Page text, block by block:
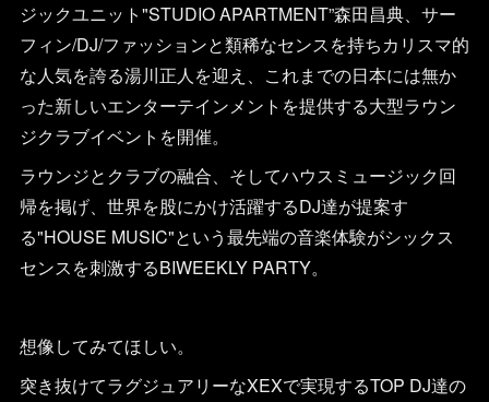
ジックユニット"STUDIO APARTMENT”森田昌典、サー
フィン/DJ/ファッションと類稀なセンスを持ちカリスマ的
な人気を誇る湯川正人を迎え、これまでの日本には無か
った新しいエンターテインメントを提供する大型ラウン
ジクラブイベントを開催。
ラウンジとクラブの融合、そしてハウスミュージック回
帰を掲げ、世界を股にかけ活躍するDJ達が提案す
る"HOUSE MUSIC"という最先端の音楽体験がシックス
センスを刺激するBIWEEKLY PARTY。
想像してみてほしい。
突き抜けてラグジュアリーなXEXで実現するTOP DJ達の